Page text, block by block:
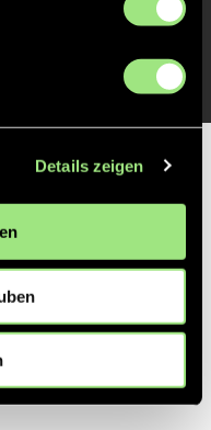
Details zeigen